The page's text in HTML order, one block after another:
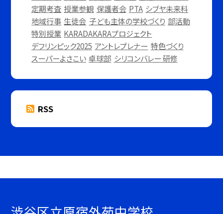
定期考査 授業参観 保護者会 PTA シブヤ未来科
地域行事 生徒会 子ども主体の学校づくり 部活動
特別授業 KARADAKARAプロジェクト
デフリンピック2025 アントレプレナー 特色づくり
スーパーよさこい 卓球部 シリコンバレー 研修
RSS